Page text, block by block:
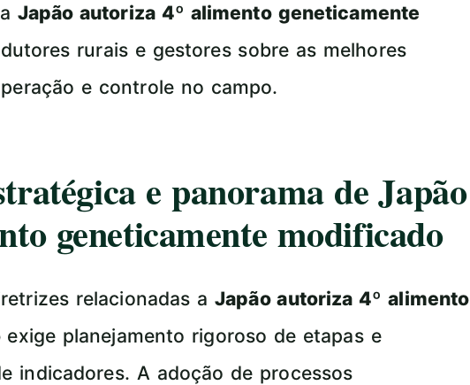
Japão autoriza 4º alimento geneticamente
rurais e gestores sobre as melhores
e controle no campo.
e panorama de Japão
geneticamente modificado
relacionadas aJapão autoriza 4º alimento
exige planejamento rigoroso de etapas e
indicadores. A adoção de processos